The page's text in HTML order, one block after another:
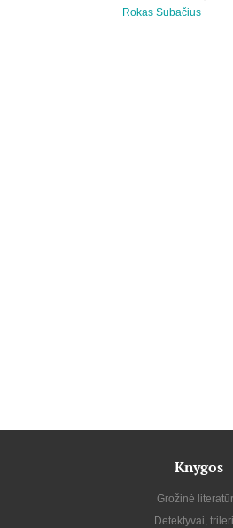
Rokas Subačius
Knygos
Grožinė
Detektyvai,